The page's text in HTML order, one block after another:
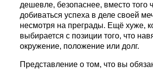
дешевле, безопаснее, вместо того
добиваться успеха в деле своей
несмотря на преграды. Ещё хуже,
выбирается с позиции того, что
окружение, положение или долг.
Представление о том, что вы